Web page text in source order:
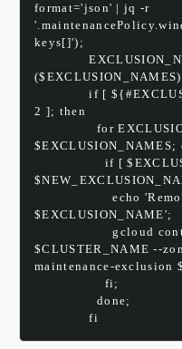
format='json' | jq -r
keys[]');
if [
2 ]; then
for
$EXCLUSION_NAMES;
if [
echo 'Removing
$EXCLUSION_NAME';
gcloud
$CLUSTER_NAME --
maintenance-exclusion
fi;
done;
fi